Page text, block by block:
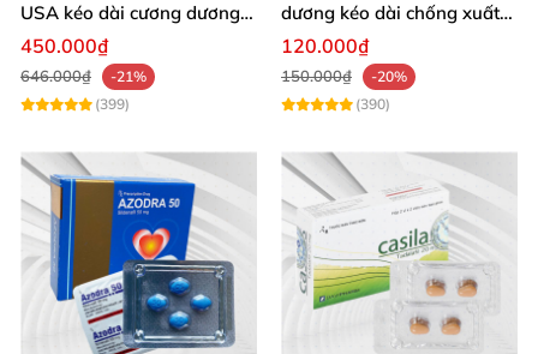
USA kéo dài cương dương
chống xuất tinh sớm
450.000₫
646.000₫
-21%
(399)
dương kéo dài chống xuất
tinh sớm thành phần
120.000₫
150.000₫
-20%
(390)